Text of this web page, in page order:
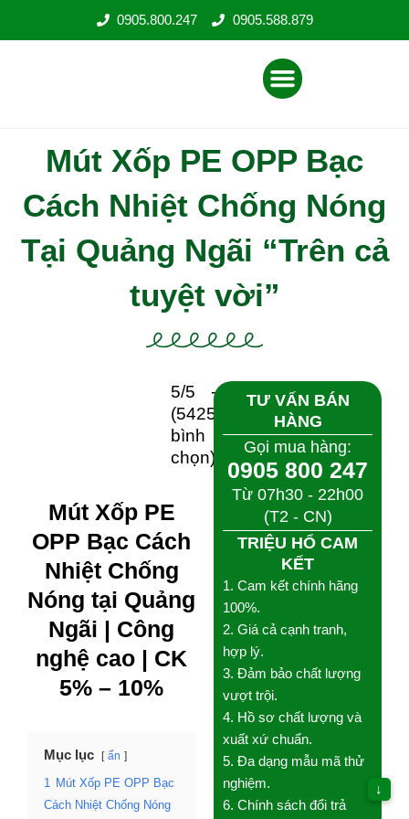
0905.800.247 0905.588.879
Menu
Mút Xốp PE OPP Bạc
Cách Nhiệt Chống Nóng
Tại Quảng Ngãi “Trên cả
tuyệt vời”
5/5 -
(5425
bình
chọn)
Mút Xốp PE
OPP Bạc Cách
Nhiệt Chống
Nóng tại
Quảng Ngãi |
Công nghệ cao
| CK 5% – 10%
Mục lục ẩn
1 Mút Xốp PE OPP Bạc
Cách Nhiệt Chống
TƯ VẤN BÁN HÀNG
Gọi mua hàng:
0905 800 247
Từ 07h30 - 22h00
(T2 - CN)
TRIỆU HỔ CAM KẾT
1. Cam kết chính hãng
2. Giá cả cạnh tranh, hợp
lý.
3. Đảm bảo chất lượng
vượt trội.
4. Hồ sơ chất lượng và
xuất xứ chuẩn.
5. Đa dạng mẫu mã thử
nghiệm.
6. Chính sách đổi trả
minh bạch.
7. Bảo hành theo tiêu
↓